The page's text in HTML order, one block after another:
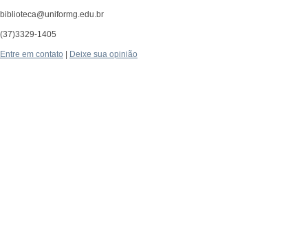
biblioteca@uniformg.edu.br
(37)3329-1405
Entre em contato Deixe sua opinião